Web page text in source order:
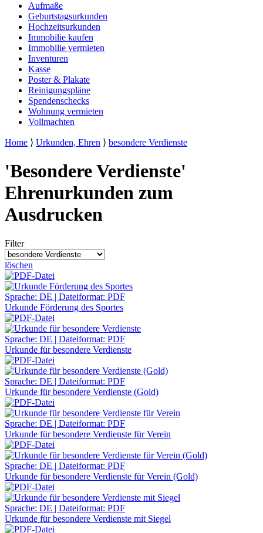
Aufmaße
Geburtstagsurkunden
Hochzeitsurkunden
Immobilie kaufen
Immobilie vermieten
Inventuren
Kasse
Poster & Plakate
Reinigungspläne
Spendenschecks
Wohnung vermieten
Vollmachten
Home ⟩ Urkunden, Ehren ⟩ besondere Verdienste
'Besondere Verdienste'
Ehrenurkunden zum
Ausdrucken
Filter
löschen
Sprache: DE | Dateiformat: PDF
Urkunde Förderung des Sportes
Sprache: DE | Dateiformat: PDF
Urkunde für besondere Verdienste
Sprache: DE | Dateiformat: PDF
Urkunde für besondere Verdienste (Gold)
Sprache: DE | Dateiformat: PDF
Urkunde für besondere Verdienste für Verein
Sprache: DE | Dateiformat: PDF
Urkunde für besondere Verdienste für Verein (Gold)
Sprache: DE | Dateiformat: PDF
Urkunde für besondere Verdienste mit Siegel